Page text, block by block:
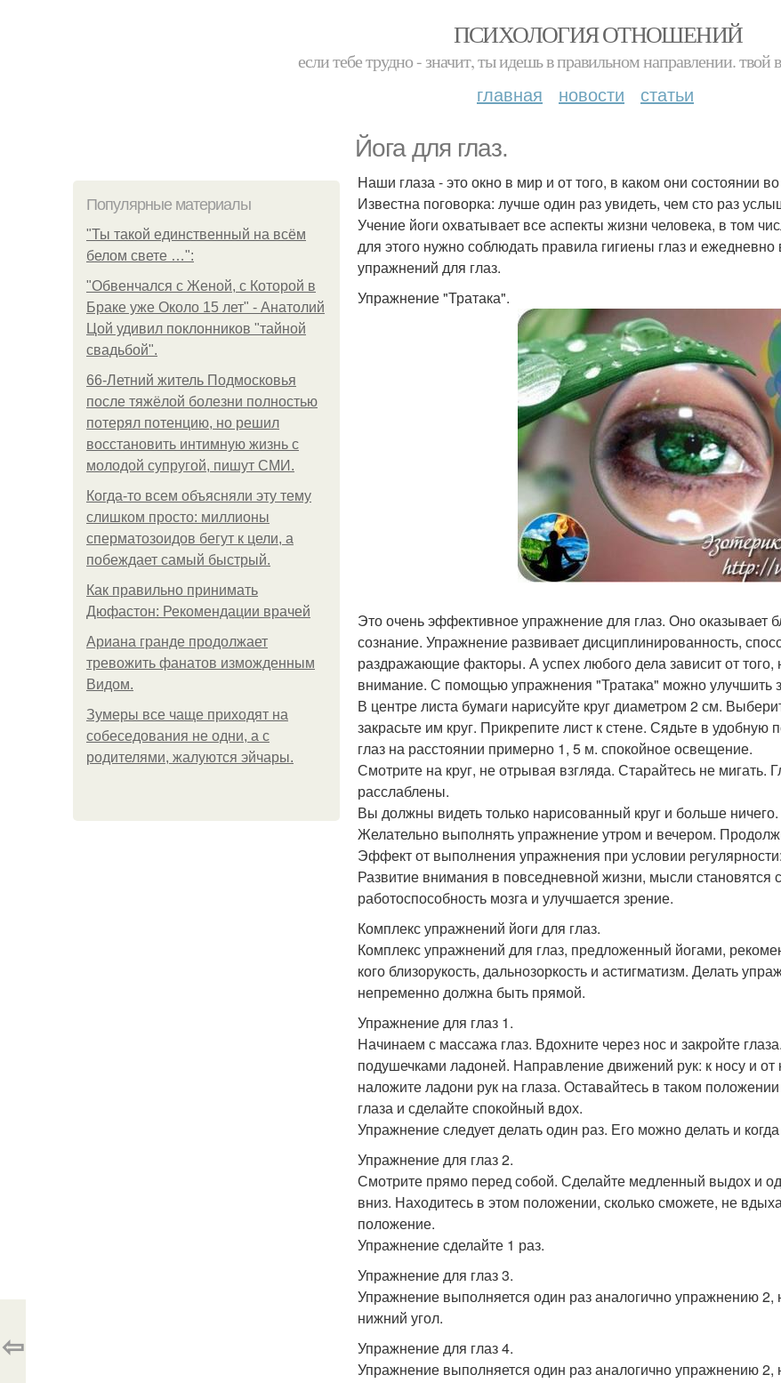
ПСИХОЛОГИЯ ОТНОШЕНИЙ
если тебе трудно - значит, ты идешь в правильном направлении. твой
главная новости статьи
Йога для глаз.
Популярные материалы
"Ты такой единственный на всём
белом свете …":
"Обвенчался с Женой, с Которой в
Браке уже Около 15 лет" - Анатолий
Цой удивил поклонников "тайной
свадьбой".
66-Летний житель Подмосковья
после тяжёлой болезни полностью
потерял потенцию, но решил
восстановить интимную жизнь с
молодой супругой, пишут СМИ.
Когда-то всем объясняли эту тему
слишком просто: миллионы
сперматозоидов бегут к цели, а
побеждает самый быстрый.
Как правильно принимать
Дюфастон: Рекомендации врачей
Ариана гранде продолжает
тревожить фанатов изможденным
Видом.
Зумеры все чаще приходят на
собеседования не одни, а с
родителями, жалуются эйчары.
Наши глаза - это окно в мир и от того, в каком они состоянии
Известна поговорка: лучше один раз увидеть, чем сто раз
Учение йоги охватывает все аспекты жизни человека, в том
для этого нужно соблюдать правила гигиены глаз и
упражнений для глаз.
Упражнение "Тратака".
Это очень эффективное упражнение для глаз. Оно оказывает
сознание. Упражнение развивает дисциплинированность,
раздражающие факторы. А успех любого дела зависит от
внимание. С помощью упражнения "Тратака" можно улучшить
В центре листа бумаги нарисуйте круг диаметром 2 см.
закрасьте им круг. Прикрепите лист к стене. Сядьте в
глаз на расстоянии примерно 1, 5 м. спокойное освещение.
Смотрите на круг, не отрывая взгляда. Старайтесь не мигать.
расслаблены.
Вы должны видеть только нарисованный круг и больше ничего.
Желательно выполнять упражнение утром и вечером.
Эффект от выполнения упражнения при условии регулярности:
Развитие внимания в повседневной жизни, мысли
работоспособность мозга и улучшается зрение.
Комплекс упражнений йоги для глаз.
Комплекс упражнений для глаз, предложенный йогами,
кого близорукость, дальнозоркость и астигматизм. Делать
непременно должна быть прямой.
Упражнение для глаз 1.
Начинаем с массажа глаз. Вдохните через нос и закройте
подушечками ладоней. Направление движений рук: к носу и
наложите ладони рук на глаза. Оставайтесь в таком
глаза и сделайте спокойный вдох.
Упражнение следует делать один раз. Его можно делать и когда
Упражнение для глаз 2.
Смотрите прямо перед собой. Сделайте медленный выдох и
вниз. Находитесь в этом положении, сколько сможете, не
положение.
Упражнение сделайте 1 раз.
Упражнение для глаз 3.
Упражнение выполняется один раз аналогично упражнению
нижний угол.
Упражнение для глаз 4.
Упражнение выполняется один раз аналогично упражнению 2,
⇦